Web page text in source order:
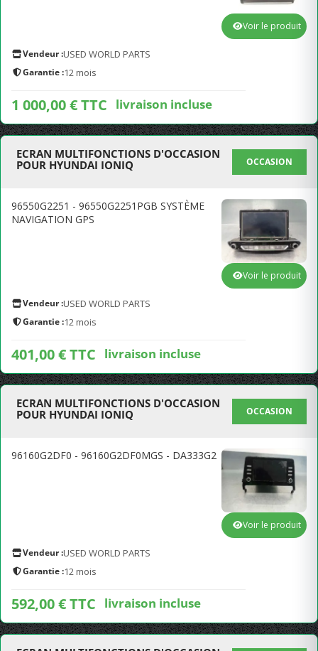
Vendeur :USED WORLD PARTS
Garantie :12 mois
1 000,00 € TTC livraison incluse
Voir le produit
ECRAN MULTIFONCTIONS D'OCCASION
POUR HYUNDAI IONIQ
OCCASION
96550G2251 - 96550G2251PGB SYSTÈME
NAVIGATION GPS
Vendeur :USED WORLD PARTS
Garantie :12 mois
401,00 € TTC livraison incluse
Voir le produit
ECRAN MULTIFONCTIONS D'OCCASION
POUR HYUNDAI IONIQ
OCCASION
96160G2DF0 - 96160G2DF0MGS - DA333G2
Vendeur :USED WORLD PARTS
Garantie :12 mois
592,00 € TTC livraison incluse
Voir le produit